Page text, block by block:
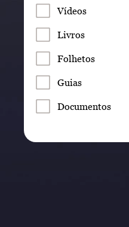
Vídeos
Livros
Folhetos
Guias
Documentos